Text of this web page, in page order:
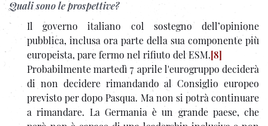
Quali sono le prospettive?
Il governo italiano col sostegno dell’opinione
pubblica, inclusa ora parte della sua componente più
europeista, pare fermo nel rifiuto del ESM.[8]
Probabilmente martedì 7 aprile l'eurogruppo deciderà
di non decidere rimandando al Consiglio europeo
previsto per dopo Pasqua. Ma non si potrà continuare
a rimandare. La Germania è un grande paese, che